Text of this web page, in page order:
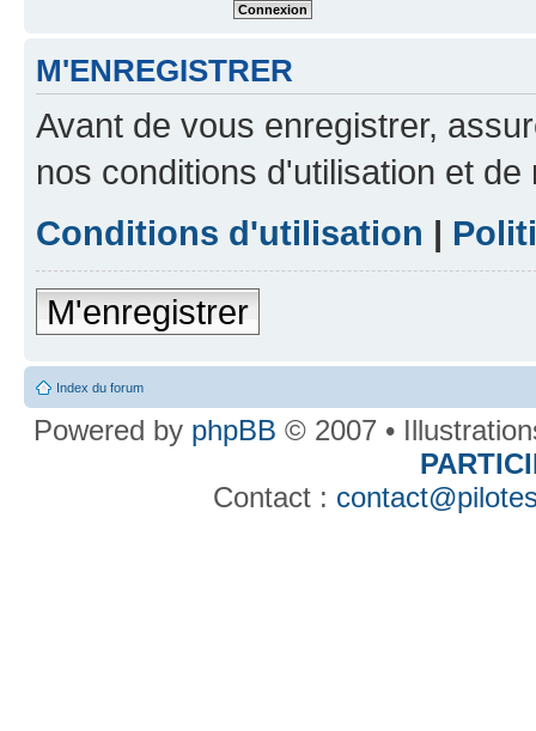
M'ENREGISTRER
Avant de vous enregistrer,
nos conditions d'utilisation et
Conditions d'utilisation |
M'enregistrer
Index du forum
Powered by phpBB © 2007 •
Contact :